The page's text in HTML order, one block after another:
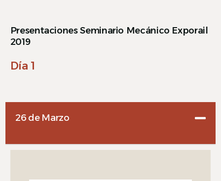
Presentaciones Seminario Mecánico Exporail
2019
Día 1
26 de Marzo